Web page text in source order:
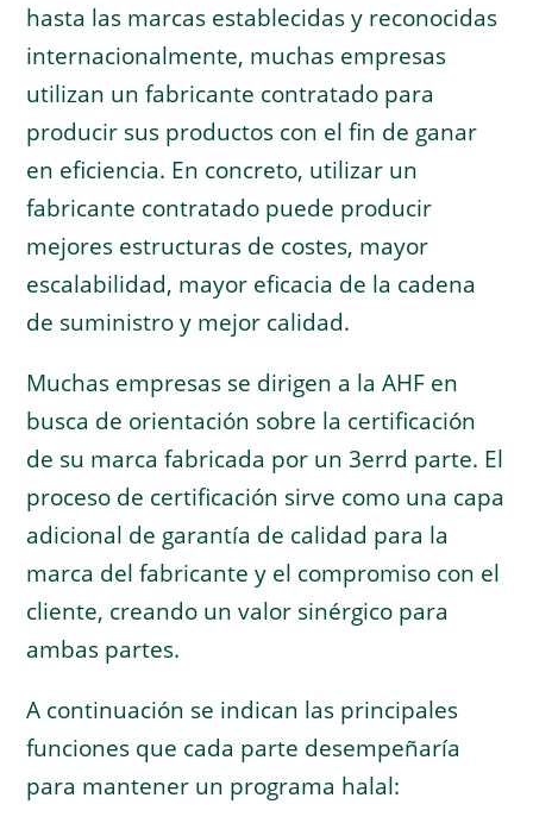
hasta las marcas establecidas y reconocidas
internacionalmente, muchas empresas
utilizan un fabricante contratado para
producir sus productos con el fin de ganar
en eficiencia. En concreto, utilizar un
fabricante contratado puede producir
mejores estructuras de costes, mayor
escalabilidad, mayor eficacia de la cadena
de suministro y mejor calidad.
Muchas empresas se dirigen a la AHF en
busca de orientación sobre la certificación
de su marca fabricada por un 3errd parte. El
proceso de certificación sirve como una capa
adicional de garantía de calidad para la
marca del fabricante y el compromiso con el
cliente, creando un valor sinérgico para
ambas partes.
A continuación se indican las principales
funciones que cada parte desempeñaría
para mantener un programa halal: